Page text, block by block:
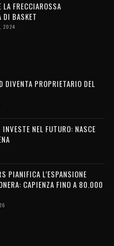
LA FRECCIAROSSA
DI BASKET
2024
DIVENTA PROPRIETARIO DEL
NEL FUTURO: NASCE
PIANIFICA L’ESPANSIONE
CAPIENZA FINO A 80.000